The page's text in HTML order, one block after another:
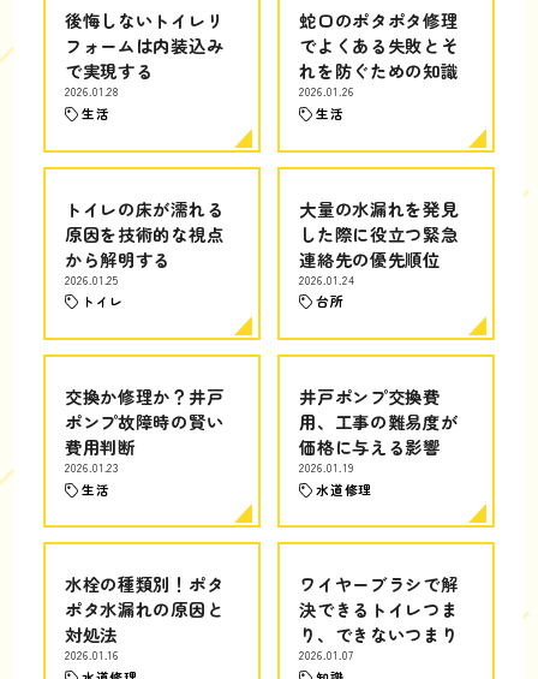
後悔しないトイレリ
フォームは内装込み
で実現する
2026.01.28
生活
蛇口のポタポタ修理
でよくある失敗とそ
れを防ぐための知識
2026.01.26
生活
トイレの床が濡れる
原因を技術的な視点
から解明する
2026.01.25
トイレ
大量の水漏れを発見
した際に役立つ緊急
連絡先の優先順位
2026.01.24
台所
交換か修理か？井戸
ポンプ故障時の賢い
費用判断
2026.01.23
生活
井戸ポンプ交換費
用、工事の難易度が
価格に与える影響
2026.01.19
水道修理
水栓の種類別！ポタ
ポタ水漏れの原因と
対処法
2026.01.16
ワイヤーブラシで解
決できるトイレつま
り、できないつまり
2026.01.07